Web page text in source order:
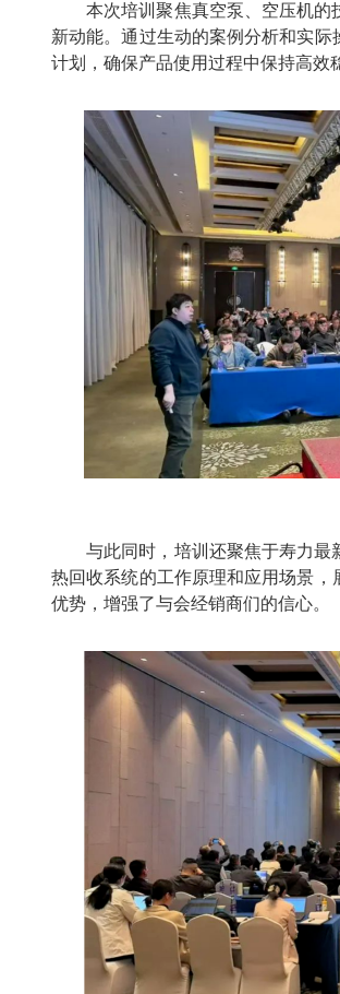
本次培训聚焦真空泵、空压机的
新动能。通过生动的案例分析和实
计划，确保产品使用过程中保持高效
与此同时，培训还聚焦于寿力最
热回收系统的工作原理和应用场景
优势，增强了与会经销商们的信心。